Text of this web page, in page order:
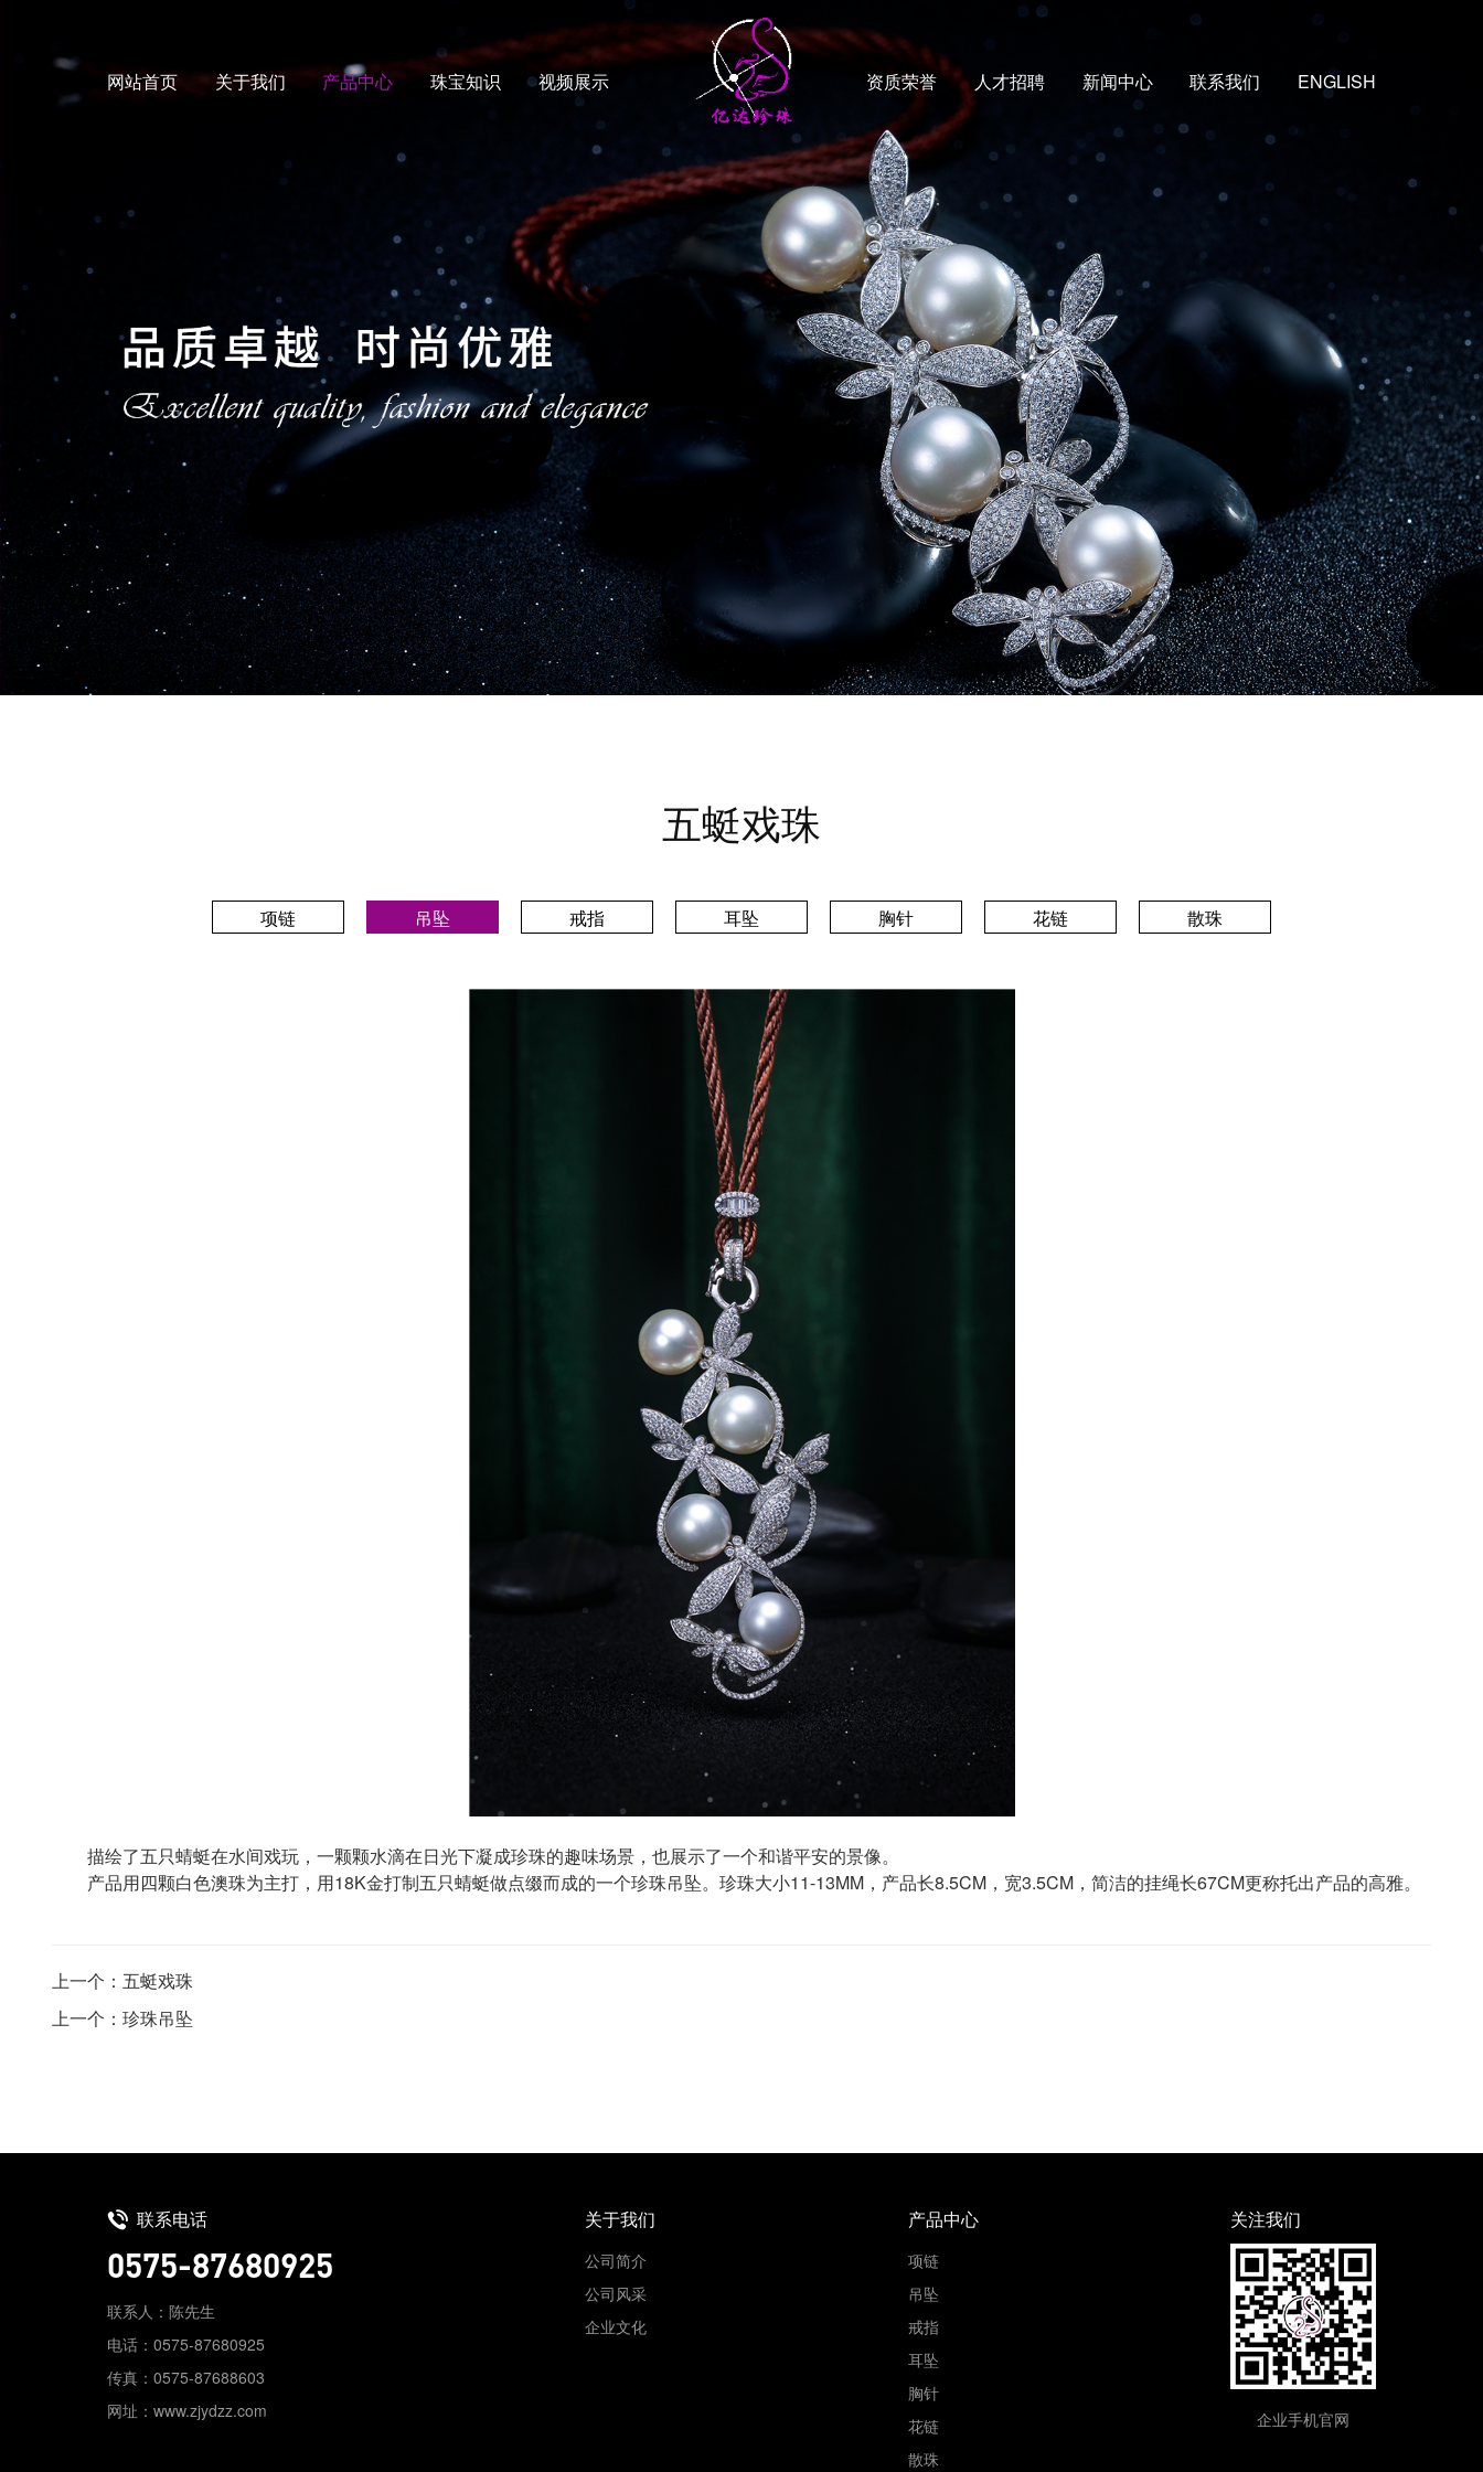
网站首页 关于我们 产品中心 珠宝知识 视频展示 资质荣誉 人才招聘 新闻中心 联系我们 ENGLISH
五蜓戏珠
项链 吊坠 戒指 耳坠 胸针 花链 散珠
描绘了五只蜻蜓在水间戏玩，一颗颗水滴在日光下凝成珍珠的趣味场景，也展示了一个和谐平安的景像。
产品用四颗白色澳珠为主打，用18K金打制五只蜻蜓做点缀而成的一个珍珠吊坠。珍珠大小11-13MM，产品长8.5CM，宽3.5CM，简洁的挂绳长67CM更称托出产品的高雅。
上一个：五蜓戏珠
上一个：珍珠吊坠
联系电话
0575-87680925
联系人：陈先生
电话：0575-87680925
传真：0575-87688603
网址：www.zjydzz.com
关于我们
公司简介
公司风采
企业文化
产品中心
项链
吊坠
戒指
耳坠
胸针
花链
散珠
关注我们
企业手机官网